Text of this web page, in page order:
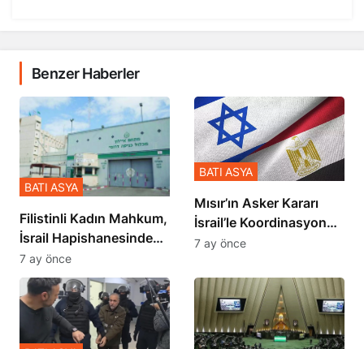
Benzer Haberler
Filistinli Kadın Mahkum,
İsrail Hapishanesindeki
Zulmü Anlattı
BATI ASYA
7 ay önce
Mısır’ın Asker Kararı
İsrail’le Koordinasyon
İçinde Gerçekleşmiş
BATI ASYA
7 ay önce